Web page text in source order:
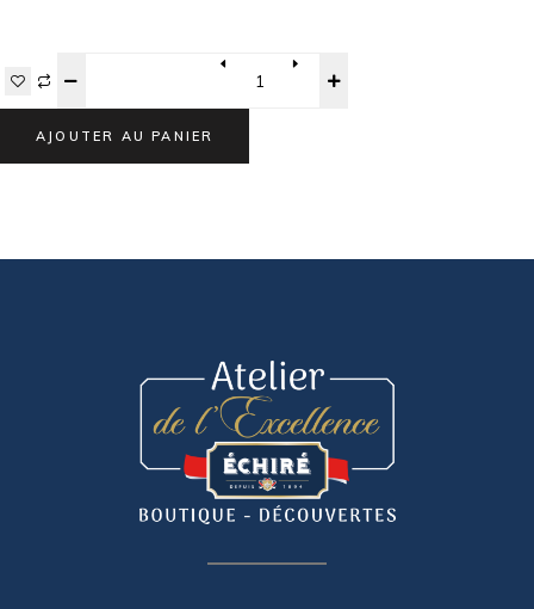
AJOUTER AU PANIER